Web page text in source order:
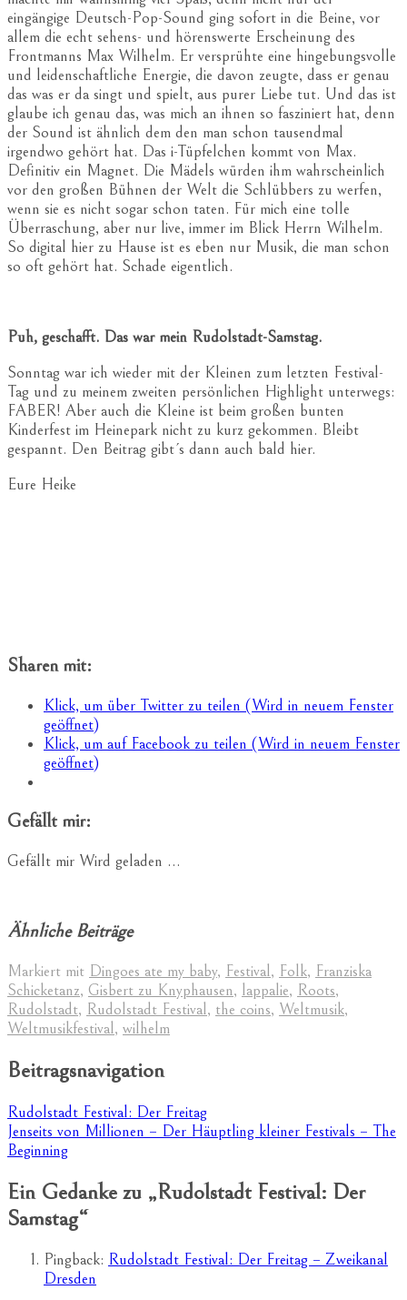
eingängige Deutsch-Pop-Sound ging sofort in die Beine, vor
allem die echt sehens- und hörenswerte Erscheinung des
Frontmanns Max Wilhelm. Er versprühte eine hingebungsvolle
und leidenschaftliche Energie, die davon zeugte, dass er genau
das was er da singt und spielt, aus purer Liebe tut. Und das ist
glaube ich genau das, was mich an ihnen so fasziniert hat, denn
der Sound ist ähnlich dem den man schon tausendmal
irgendwo gehört hat. Das i-Tüpfelchen kommt von Max.
Definitiv ein Magnet. Die Mädels würden ihm wahrscheinlich
vor den großen Bühnen der Welt die Schlübbers zu werfen,
wenn sie es nicht sogar schon taten. Für mich eine tolle
Überraschung, aber nur live, immer im Blick Herrn Wilhelm.
So digital hier zu Hause ist es eben nur Musik, die man schon
so oft gehört hat. Schade eigentlich.
Puh, geschafft. Das war mein Rudolstadt-Samstag.
Sonntag war ich wieder mit der Kleinen zum letzten Festival-
Tag und zu meinem zweiten persönlichen Highlight unterwegs:
FABER! Aber auch die Kleine ist beim großen bunten
Kinderfest im Heinepark nicht zu kurz gekommen. Bleibt
gespannt. Den Beitrag gibt´s dann auch bald hier.
Eure Heike
Sharen mit:
Klick, um über Twitter zu teilen (Wird in neuem Fenster
geöffnet)
Klick, um auf Facebook zu teilen (Wird in neuem Fenster
geöffnet)
Gefällt mir:
Gefällt mir Wird geladen …
Ähnliche Beiträge
Markiert mit Dingoes ate my baby, Festival, Folk, Franziska
Schicketanz, Gisbert zu Knyphausen, lappalie, Roots,
Rudolstadt, Rudolstadt Festival, the coins, Weltmusik,
Weltmusikfestival, wilhelm
Beitragsnavigation
Rudolstadt Festival: Der Freitag
Jenseits von Millionen – Der Häuptling kleiner Festivals – The
Beginning
Ein Gedanke zu „Rudolstadt Festival: Der
Samstag“
Pingback: Rudolstadt Festival: Der Freitag – Zweikanal
Dresden